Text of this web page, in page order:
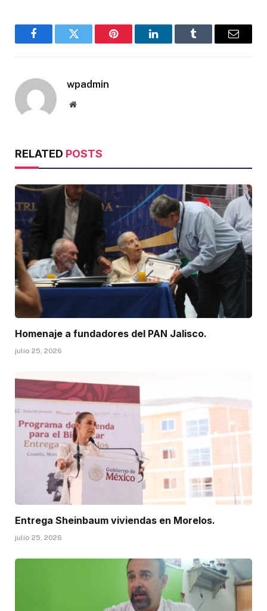
FacebookTwitter Pinterest LinkedInTumblr Email
wpadmin
Website
RELATED POSTS
Homenaje a fundadores del PAN Jalisco.
julio 25, 2026
Entrega Sheinbaum viviendas en Morelos.
julio 25, 2026